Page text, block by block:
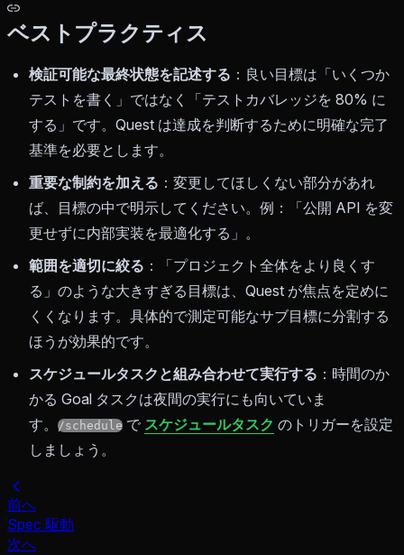
ベストプラクティス
検証可能な最終状態を記述する ：良い目標は「いくつか
テストを書く」ではなく「テストカバレッジを 80% に
する」です。Quest は達成を判断するために明確な完了
基準を必要とします。
重要な制約を加える ：変更してほしくない部分があれ
ば、目標の中で明示してください。例：「公開 API を変
更せずに内部実装を最適化する」。
範囲を適切に絞る ：「プロジェクト全体をより良くす
る」のような大きすぎる目標は、Quest が焦点を定めに
くくなります。具体的で測定可能なサブ目標に分割する
ほうが効果的です。
スケジュールタスクと組み合わせて実行する ：時間のか
かる Goal タスクは夜間の実行にも向いていま
す。
/schedule で スケジュールタスク のトリガーを設定
しましょう。
前へ
Spec 駆動
次へ